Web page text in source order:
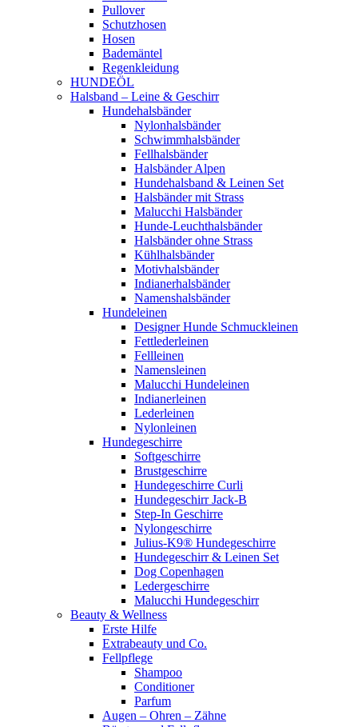
Pullover
Schutzhosen
Hosen
Bademäntel
Regenkleidung
HUNDEÖL
Halsband – Leine & Geschirr
Hundehalsbänder
Nylonhalsbänder
Schwimmhalsbänder
Fellhalsbänder
Halsbänder Alpen
Hundehalsband & Leinen Set
Halsbänder mit Strass
Malucchi Halsbänder
Hunde-Leuchthalsbänder
Halsbänder ohne Strass
Kühlhalsbänder
Motivhalsbänder
Indianerhalsbänder
Namenshalsbänder
Hundeleinen
Designer Hunde Schmuckleinen
Fettlederleinen
Fellleinen
Namensleinen
Malucchi Hundeleinen
Indianerleinen
Lederleinen
Nylonleinen
Hundegeschirre
Softgeschirre
Brustgeschirre
Hundegeschirre Curli
Hundegeschirr Jack-B
Step-In Geschirre
Nylongeschirre
Julius-K9® Hundegeschirre
Hundegeschirr & Leinen Set
Dog Copenhagen
Ledergeschirre
Malucchi Hundegeschirr
Beauty & Wellness
Erste Hilfe
Extrabeauty und Co.
Fellpflege
Shampoo
Conditioner
Parfum
Augen – Ohren – Zähne